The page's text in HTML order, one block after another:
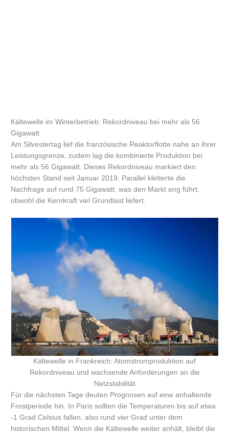
Kältewelle im Winterbetrieb: Rekordniveau bei mehr als 56
Gigawatt
Am Silvestertag lief die französische Reaktorflotte nahe an ihrer
Leistungsgrenze, zudem lag die kombinierte Produktion bei
mehr als 56 Gigawatt. Dieses Rekordniveau markiert den
höchsten Stand seit Januar 2019. Parallel kletterte die
Nachfrage auf rund 75 Gigawatt, was den Markt eng führt,
obwohl die Kernkraft viel Grundlast liefert.
Kältewelle in Frankreich: Atomstromproduktion auf
Rekordniveau und wachsende Anforderungen an die
Netzstabilität
Für die nächsten Tage deuten Prognosen auf eine anhaltende
Frostperiode hin. In Paris sollten die Temperaturen bis auf etwa
-1 Grad Celsius fallen, also rund vier Grad unter dem
historischen Mittel. Wenn die Kältewelle weiter anhält, bleibt die